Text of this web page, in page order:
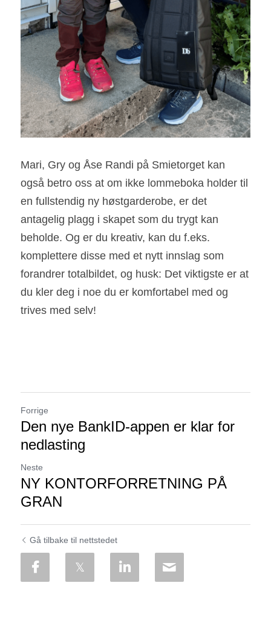
Mari, Gry og Åse Randi på Smietorget kan
også betro oss at om ikke lommeboka holder til
en fullstendig ny høstgarderobe, er det
antagelig plagg i skapet som du trygt kan
beholde. Og er du kreativ, kan du f.eks.
komplettere disse med et nytt innslag som
forandrer totalbildet, og husk: Det viktigste er at
du kler deg i noe du er komfortabel med og
trives med selv!
Forrige
Den nye BankID-appen er klar for
nedlasting
Neste
NY KONTORFORRETNING PÅ
GRAN
Gå tilbake til nettstedet